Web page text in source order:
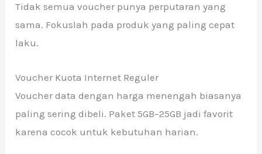
Tidak semua voucher punya perputaran yang
sama. Fokuslah pada produk yang paling cepat
laku.
Voucher Kuota Internet Reguler
Voucher data dengan harga menengah biasanya
paling sering dibeli. Paket 5GB–25GB jadi favorit
karena cocok untuk kebutuhan harian.